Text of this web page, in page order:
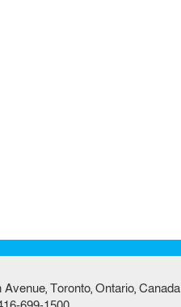
Toronto, Ontario, Canada